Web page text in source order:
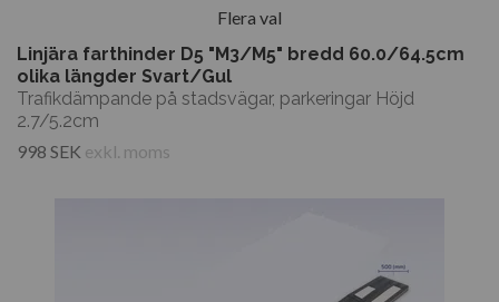
Flera val
Linjära farthinder D5 "M3/M5" bredd 60.0/64.5cm
olika längder Svart/Gul
Trafikdämpande på stadsvägar, parkeringar Höjd
2.7/5.2cm
998 SEK exkl. moms